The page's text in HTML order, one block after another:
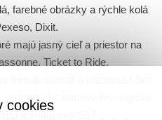
farebné obrázky a rýchle kolá
Dixit.
majú jasný cieľ a priestor na
Ticket to Ride.
jednoduché kartové hry, logické
cookies